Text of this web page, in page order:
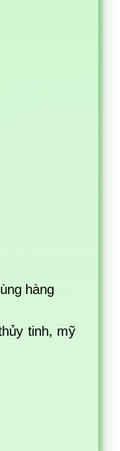
hàng
tinh, mỹ